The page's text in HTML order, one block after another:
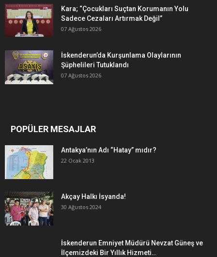
Kara; “Çocukları Suçtan Korumanın Yolu
Sadece Cezaları Artırmak Değil”
07 Ağustos 2026
İskenderun’da Kurşunlama Olaylarının
Şüphelileri Tutuklandı
07 Ağustos 2026
POPÜLER MESAJLAR
Antakya’nın Adı “Hatay” mıdır?
22 Ocak 2013
Akçay Halkı İsyanda!
30 Ağustos 2024
İskenderun Emniyet Müdürü Nevzat Güneş ve
İlçemizdeki Bir Yıllık Hizmeti…